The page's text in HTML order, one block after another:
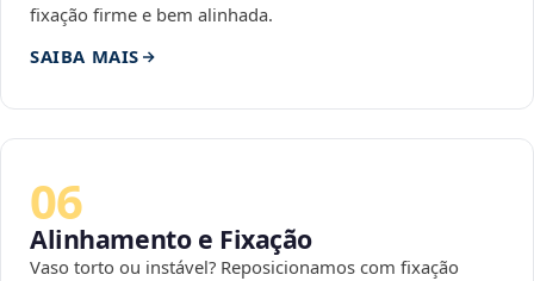
fixação firme e bem alinhada.
SAIBA MAIS
06
Alinhamento e Fixação
Vaso torto ou instável? Reposicionamos com fixação